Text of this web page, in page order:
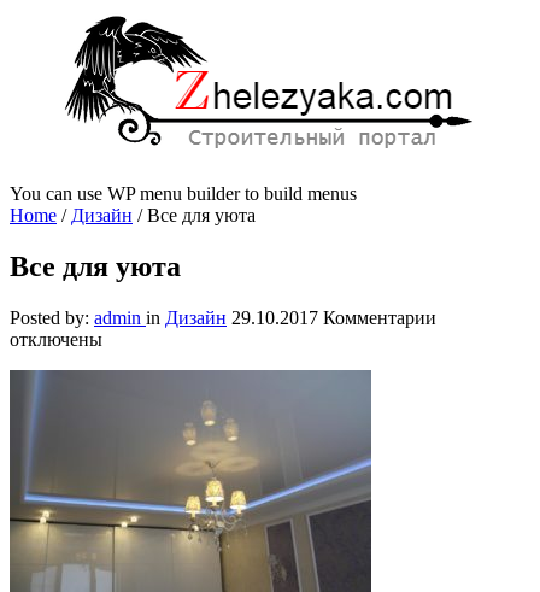
You can use WP menu builder to build menus
Home / Дизайн /Все для уюта
Все для уюта
Posted by: admin in Дизайн 29.10.2017 Комментарии
отключены